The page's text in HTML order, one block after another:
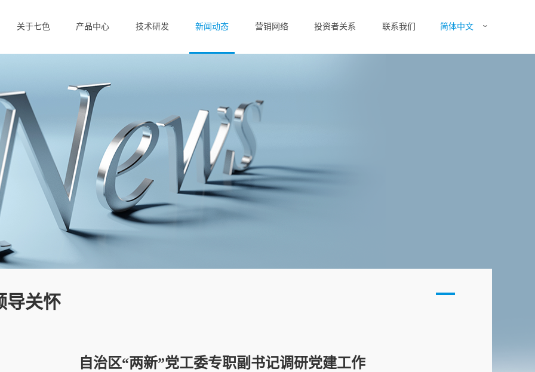
关于七色 产品中心 技术研发 新闻动态 营销网络 投资者关系 联系我们 简体中文
导关怀
自治区“两新”党工委专职副书记调研党建工作